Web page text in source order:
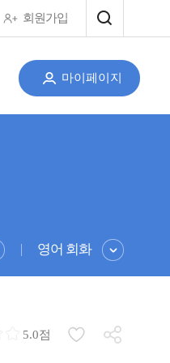
회원가입
마이페이지
영어 회화
5.0점